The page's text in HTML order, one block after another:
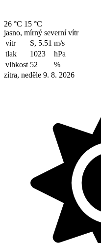
26 °C 15 °C
jasno, mírný severní vítr
vítr
S, 5.51 m/s
tlak
1023
hPa
vlhkost 52
%
zítra, neděle 9. 8. 2026